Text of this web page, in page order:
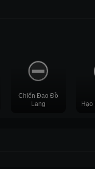
Chiến Đao Đồ
Lang
Hạo